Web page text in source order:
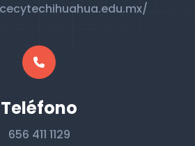
Teléfono
656 411 1129